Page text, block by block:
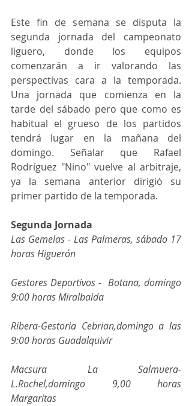
Este fin de semana se disputa la
segunda jornada del campeonato
liguero, donde los equipos
comenzarán a ir valorando las
perspectivas cara a la temporada.
Una jornada que comienza en la
tarde del sábado pero que como es
habitual el grueso de los partidos
tendrá lugar en la mañana del
domingo. Señalar que Rafael
Rodríguez "Nino" vuelve al arbitraje,
ya la semana anterior dirigió su
primer partido de la temporada.
Segunda Jornada
Las Gemelas - Las Palmeras, sábado 17
horas Higuerón
Gestores Deportivos -  Botana, domingo
9:00 horas Miralbaida
Ribera-Gestoria Cebrian,domingo a las
9:00 horas Guadalquivir
Macsura La Salmuera-
L.Rochel,domingo 9,00 horas
Margaritas